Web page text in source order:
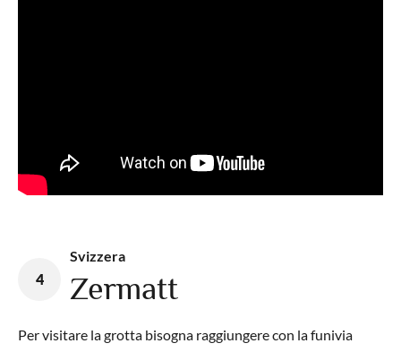
4
Svizzera
Zermatt
Per visitare la grotta bisogna raggiungere con la funivia